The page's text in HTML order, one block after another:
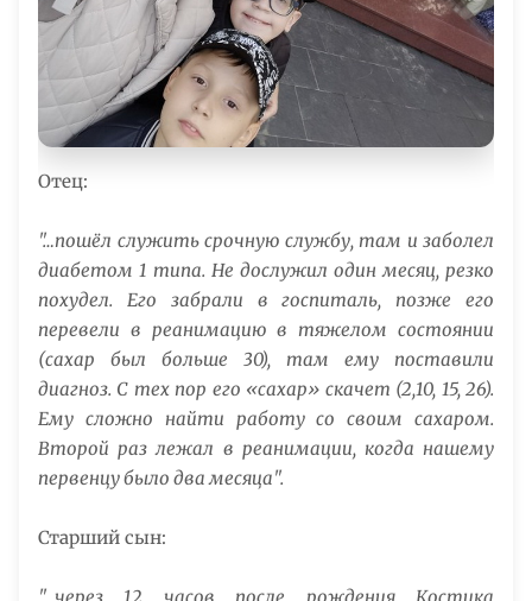
Отец:
"…пошёл служить срочную службу, там и заболел
диабетом 1 типа. Не дослужил один месяц, резко
похудел. Его забрали в госпиталь, позже его
перевели в реанимацию в тяжелом состоянии
(сахар был больше 30), там ему поставили
диагноз. С тех пор его «сахар» скачет (2,10, 15, 26).
Ему сложно найти работу со своим сахаром.
Второй раз лежал в реанимации, когда нашему
первенцу было два месяца".
Старший сын: